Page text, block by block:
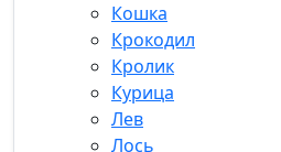
Кошка
Крокодил
Кролик
Курица
Лев
Лось